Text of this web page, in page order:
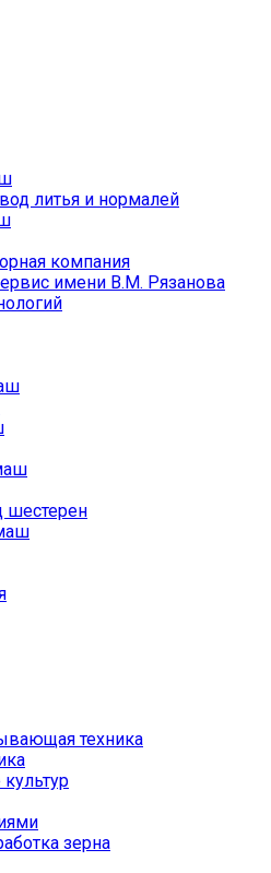
литья и нормалей
компания
имени В.М. Рязанова
шестерен
техника
зерна